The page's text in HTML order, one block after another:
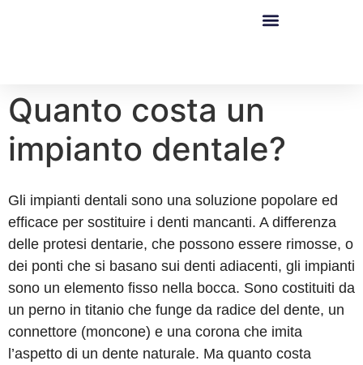
Quanto costa un
impianto dentale?
Gli impianti dentali sono una soluzione popolare ed
efficace per sostituire i denti mancanti. A differenza
delle protesi dentarie, che possono essere rimosse, o
dei ponti che si basano sui denti adiacenti, gli impianti
sono un elemento fisso nella bocca. Sono costituiti da
un perno in titanio che funge da radice del dente, un
connettore (moncone) e una corona che imita
l’aspetto di un dente naturale. Ma quanto costa